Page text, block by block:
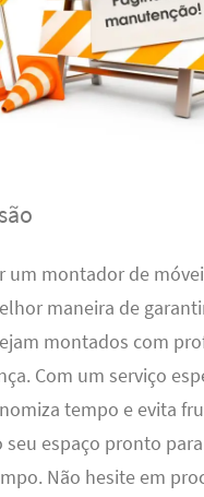
um montador de
maneira de
montados com
Com um serviço
tempo e evita
seu espaço pronto
Não hesite em